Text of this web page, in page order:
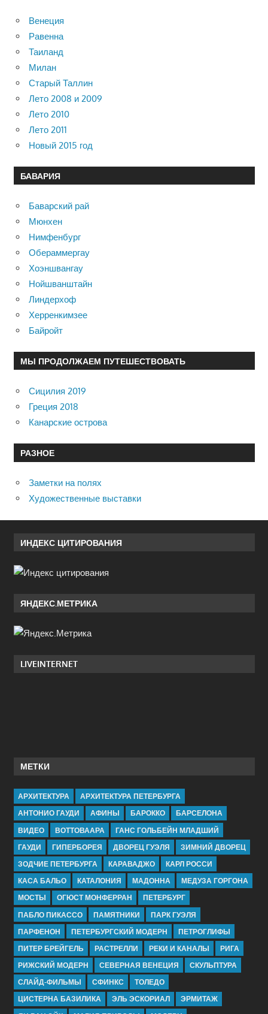
Венеция
Равенна
Таиланд
Милан
Старый Таллин
Лето 2008 и 2009
Лето 2010
Лето 2011
Новый 2015 год
БАВАРИЯ
Баварский рай
Мюнхен
Нимфенбург
Обераммергау
Хоэншвангау
Нойшванштайн
Линдерхоф
Херренкимзее
Байройт
МЫ ПРОДОЛЖАЕМ ПУТЕШЕСТВОВАТЬ
Сицилия 2019
Греция 2018
Канарские острова
РАЗНОЕ
Заметки на полях
Художественные выставки
ИНДЕКС ЦИТИРОВАНИЯ
ЯНДЕКС.МЕТРИКА
LIVEINTERNET
МЕТКИ
АРХИТЕКТУРА
АРХИТЕКТУРА ПЕТЕРБУРГА
АНТОНИО ГАУДИ
АФИНЫ БАРОККО
БАРСЕЛОНА
ВИДЕО
ВОТТОВААРА
ГАНС ГОЛЬБЕЙН МЛАДШИЙ
ГАУДИ
ГИПЕРБОРЕЯ ДВОРЕЦ ГУЭЛЯ
ЗИМНИЙ ДВОРЕЦ
ЗОДЧИЕ ПЕТЕРБУРГА
КАРАВАДЖО
КАРЛ РОССИ
КАСА БАЛЬО
КАТАЛОНИЯ МАДОННА
МЕДУЗА ГОРГОНА
МОСТЫ
ОГЮСТ МОНФЕРРАН
ПЕТЕРБУРГ
ПАБЛО ПИКАССО
ПАМЯТНИКИ
ПАРК ГУЭЛЯ
ПАРФЕНОН
ПЕТЕРБУРГСКИЙ МОДЕРН
ПЕТРОГЛИФЫ
ПИТЕР БРЕЙГЕЛЬ
РАСТРЕЛЛИ РЕКИ И КАНАЛЫ
РИГА
РИЖСКИЙ МОДЕРН
СЕВЕРНАЯ ВЕНЕЦИЯ
СКУЛЬПТУРА
СЛАЙД-ФИЛЬМЫ
СФИНКС
ТОЛЕДО
ЦИСТЕРНА БАЗИЛИКА
ЭЛЬ ЭСКОРИАЛ
ЭРМИТАЖ